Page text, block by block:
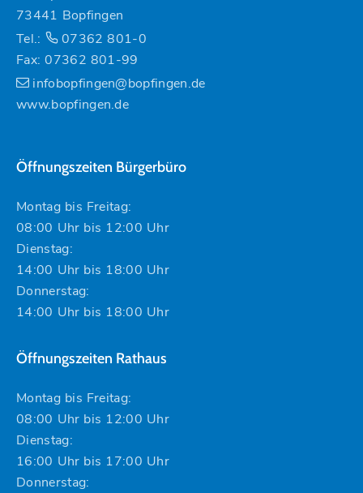
73441 Bopfingen
Tel.:
07362 801-0
Fax: 07362 801-99
infobopfingen@bopfingen.de
www.bopfingen.de
Öffnungszeiten Bürgerbüro
Montag bis Freitag:
08:00 Uhr bis 12:00 Uhr
Dienstag:
14:00 Uhr bis 18:00 Uhr
Donnerstag:
14:00 Uhr bis 18:00 Uhr
Öffnungszeiten Rathaus
Montag bis Freitag:
08:00 Uhr bis 12:00 Uhr
Dienstag:
16:00 Uhr bis 17:00 Uhr
Donnerstag: